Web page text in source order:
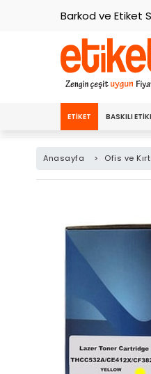
Barkod ve Etiket
ETIKET BASKILI
Anasayfa > Ofis ve